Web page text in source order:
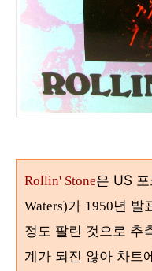
Rollin' Stone은 US
Waters)가 1950년 발
정도 팔린 것으로 추
계가 되진 않아 차트